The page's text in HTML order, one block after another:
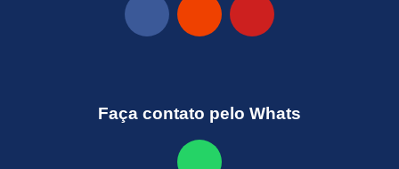
Faça contato pelo Whats